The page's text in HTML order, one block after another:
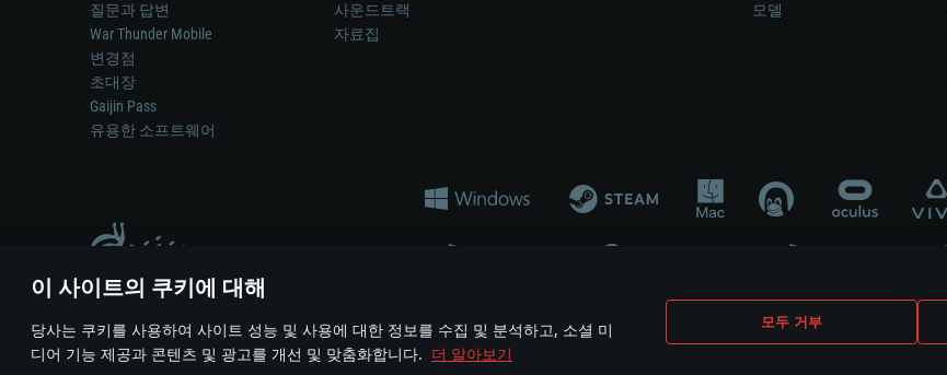
이 사이트의 쿠키에 대해
당사는 쿠키를 사용하여 사이트 성능 및 사용에 대한 정보를 수집 및 분석하고, 소셜 미
디어 기능 제공과 콘텐츠 및 광고를 개선 및 맞춤화합니다. 더 알아보기
모두 거부
질문과 답변
War Thunder Mobile
변경점
초대장
Gaijin Pass
유용한 소프트웨어
사운드트랙
자료집
모델
게임 에서 어떠한 현실의 무기나 차량을 묘사하는 것은 무기 개발 업체나 장비 제조 업체가 게임 개발 후원 또는 홍보에 참여하지
© 2011—2026 Gaijin Games Kft. All trademarks, logos and brand names are the property of their respective owners.
이용 약관 이용 약관